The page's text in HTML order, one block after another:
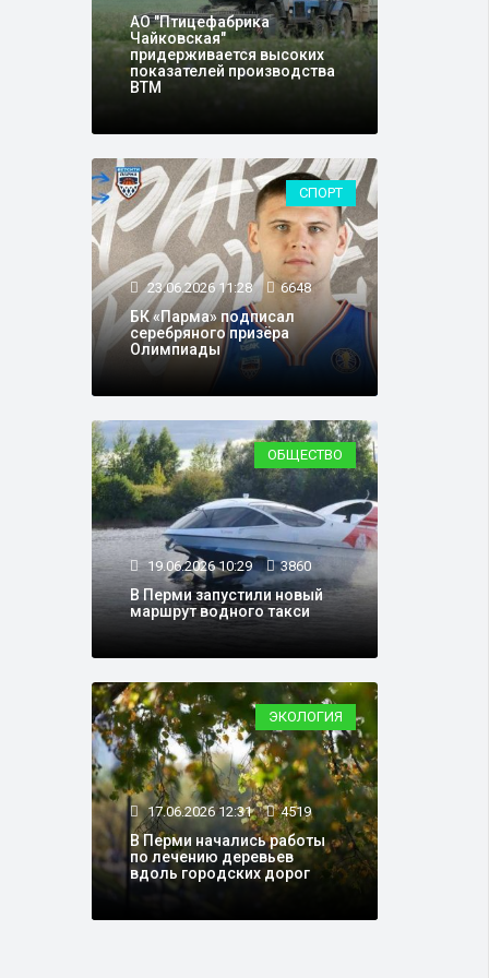
АО "Птицефабрика
Чайковская"
придерживается высоких
показателей производства
ВТМ
СПОРТ
23.06.2026 11:28 6648
БК «Парма» подписал
серебряного призёра
Олимпиады
ОБЩЕСТВО
19.06.2026 10:29 3860
В Перми запустили новый
маршрут водного такси
ЭКОЛОГИЯ
17.06.2026 12:31 4519
В Перми начались работы
по лечению деревьев
вдоль городских дорог